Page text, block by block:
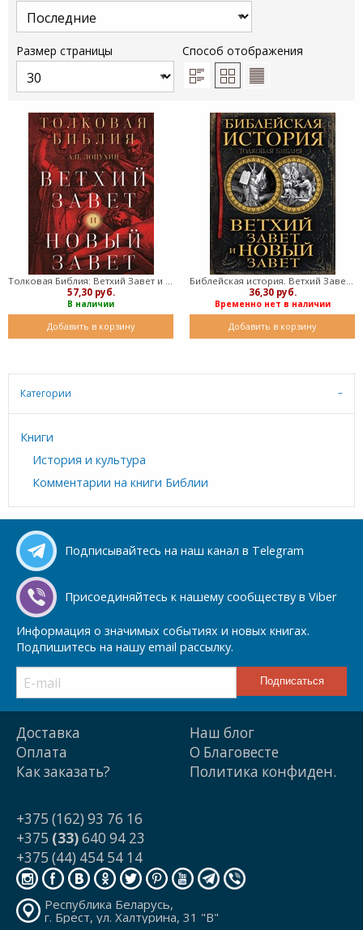
Размер страницы Способ отображения
57,30 руб.
В наличии
Добавить в корзину
36,30 руб.
Временно нет в наличии
Добавить в корзину
Категории
Книги
История и культура
Комментарии на книги Библии
Подписывайтесь на наш канал в Telegram
Присоединяйтесь к нашему сообществу в Viber
Информация о значимых событиях и новых книгах.
Подпишитесь на нашу email рассылку.
Доставка
Оплата
Как заказать?
Наш блог
О Благовесте
Политика конфиден.
+375 (162) 93 76 16
+375 (33)640 94 23
+375 (44) 454 54 14
Республика Беларусь,
г. Брест, ул. Халтурина, 31 "В"